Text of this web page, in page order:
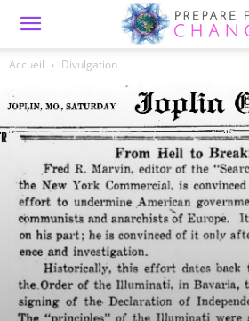
Accueil Divulgation